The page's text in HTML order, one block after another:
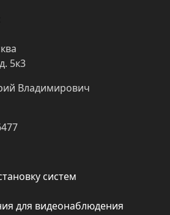
5к3
Владимирович
систем
для видеонаблюдения